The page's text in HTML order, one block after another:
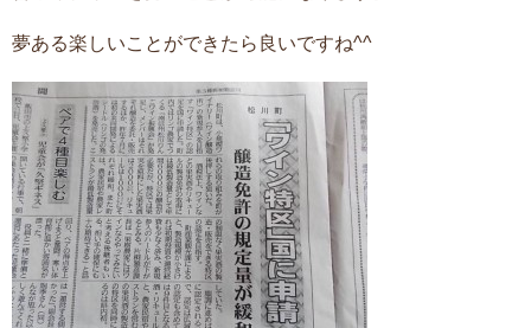
夢ある楽しいことができたら良いですね^^